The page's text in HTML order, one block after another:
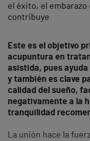
el éxito, el embarazo
contribuye
Este es el objetivo
acupuntura en
asistida, pues ayuda
y también es clave
calidad del sueño,
negativamente a la
tranquilidad
La unión hace la